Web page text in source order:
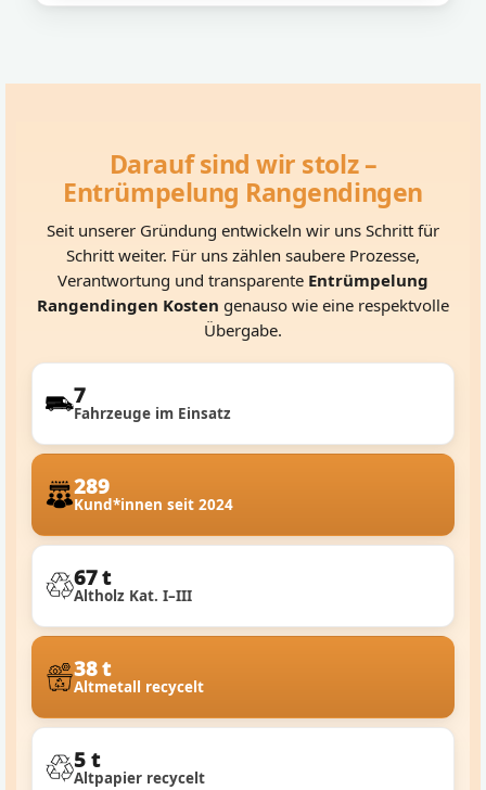
Darauf sind wir stolz –
Entrümpelung Rangendingen
Seit unserer Gründung entwickeln wir uns Schritt für
Schritt weiter. Für uns zählen saubere Prozesse,
Verantwortung und transparente Entrümpelung
Rangendingen Kosten genauso wie eine respektvolle
Übergabe.
7
Fahrzeuge im Einsatz
289
Kund*innen seit 2024
67 t
Altholz Kat. I–III
38 t
Altmetall recycelt
5 t
Altpapier recycelt